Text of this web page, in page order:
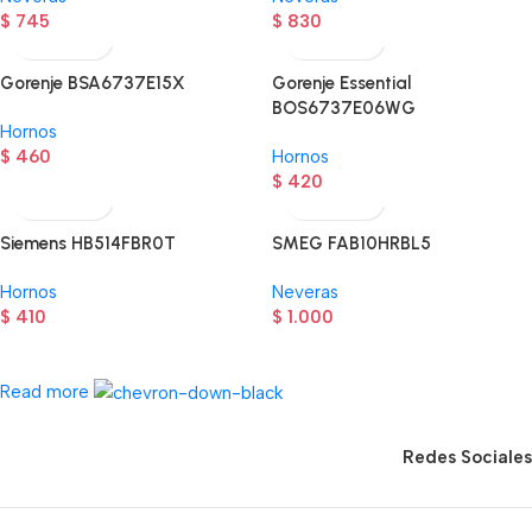
$ 745
$ 830
Gorenje BSA6737E15X
Hornos
$ 460
Gorenje Essential
BOS6737E06WG
Hornos
$ 420
Siemens HB514FBR0T
Hornos
$ 410
SMEG FAB10HRBL5
Neveras
$ 1.000
Read more
Redes Sociales